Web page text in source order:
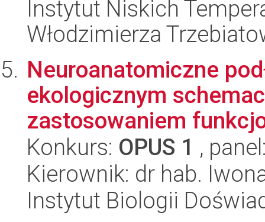
Instytut Niskich
Włodzimierza
Neuroanatomiczne
ekologicznym
zastosowaniem
Konkurs: OPUS 1 ,
Kierownik: dr hab.
Instytut Biologii